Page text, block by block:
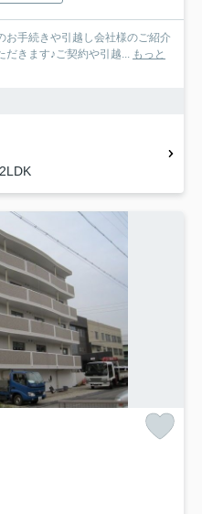
お手続きや引越し会社様のご紹介
だきます♪ご契約や引越... もっと